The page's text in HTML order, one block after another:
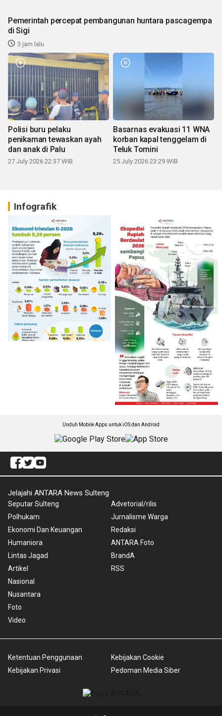
Pemerintah percepat pembangunan huntara pascagempa
di Sigi
3 jam lalu
Polisi buru pelaku
penikaman tewaskan ayah
dan anak di Palu
27 July 2026 22:37 WIB
Basarnas evakuasi 11 WNA
korban kapal tenggelam di
Teluk Tomini
25 July 2026 23:29 WIB
Infografik
Unduh Mobile Apps untuk iOS dan Android
Jelajahi ANTARA News Sulteng
Seputar Sulteng
Polhukam
Ekonomi Dan Keuangan
Humaniora
Lintas Jagad
Artikel
Nasional
Nusantara
Foto
Video
Advetorial/rilis
Jurnalisme Warga
Redaksi
ANTARA Foto
BrandA
RSS
Ketentuan Penggunaan
Kebijakan Privasi
Kebijakan Cookie
Pedoman Media Siber